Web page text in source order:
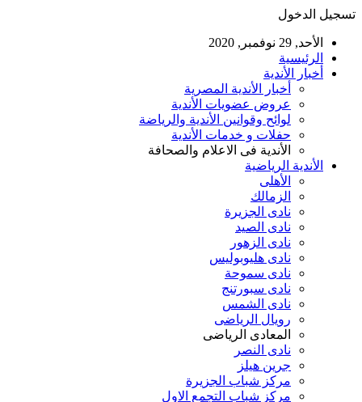
تسجيل الدخول
الأحد, 29 نوفمبر, 2020
الرئيسية
أخبار الأندية
أخبار الأندية المصرية
عروض عضويات الأندية
لوائح وقوانين الأندية والرياضة
حفلات و خدمات الأندية
الأندية فى الاعلام والصحافة
الأندية الرياضية
الأهلى
الزمالك
نادى الجزيرة
نادى الصيد
نادى الزهور
نادى هليوبوليس
نادى سموحة
نادى سبورتنج
نادى الشمس
رويال الرياضى
المعادى الرياضى
نادى النصر
جرين هيلز
مركز شباب الجزيرة
مركز شباب التجمع الاول